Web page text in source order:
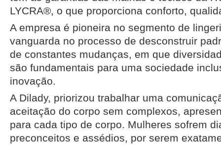
LYCRA®, o que proporciona conforto,
A empresa é pioneira no segmento de
vanguarda no processo de desconstruir
de constantes mudanças, em que
são fundamentais para uma sociedade
inovação.
A Dilady, priorizou trabalhar uma
aceitação do corpo sem complexos,
para cada tipo de corpo. Mulheres sofrem
preconceitos e assédios, por serem